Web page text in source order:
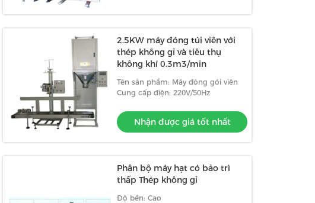
2.5KW máy đóng túi viên với
thép không gỉ và tiêu thụ
không khí 0.3m3/min
Tên sản phẩm: Máy đóng gói viên
Cung cấp điện: 220V/50Hz
Nhận được giá tốt nhất
Phân bộ máy hạt có bảo trì
thấp Thép không gỉ
Độ bền: Cao